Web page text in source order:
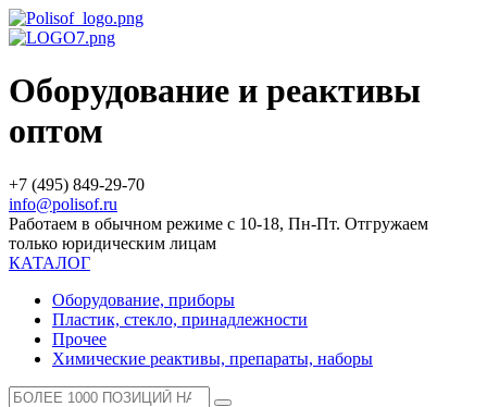
Оборудование и реактивы
оптом
+7 (495) 849-29-70
info@polisof.ru
Работаем в обычном режиме с 10-18, Пн-Пт. Отгружаем
только юридическим лицам
КАТАЛОГ
Оборудование, приборы
Пластик, стекло, принадлежности
Прочее
Химические реактивы, препараты, наборы